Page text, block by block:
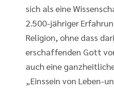
sich als eine
2.500-jähriger
Religion, ohne dass
erschaffenden Gott
auch eine
„Einssein von Leben-